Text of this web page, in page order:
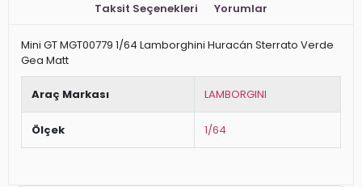
Taksit Seçenekleri Yorumlar
Mini GT MGT00779 1/64 Lamborghini Huracán Sterrato Verde
Gea Matt
Araç Markası LAMBORGINI
Ölçek 1/64